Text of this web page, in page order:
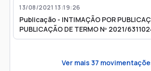
13/08/2021 13:19:26
Publicação - INTIMAÇÃO POR
PUBLICAÇÃO DE TERMO Nº 2021/
CEZAR SANTANA
Ver mais 37